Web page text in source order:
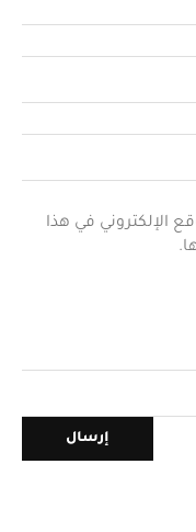
الإلكتروني في هذا